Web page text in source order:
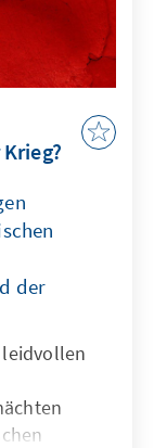
der
leidvollen